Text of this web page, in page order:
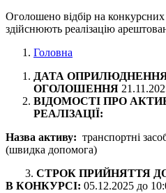
Оголошено відбір на
здійснюють реалізацію
Головна
ДАТА
ОГОЛОШЕННЯ
ВІДОМОСТІ ПРО
РЕАЛІЗАЦІЇ:
Назва активу: транспортні
(швидка допомога)
3. СТРОК ПРИЙНЯТТЯ
В КОНКУРСІ: 05.12.2025 до